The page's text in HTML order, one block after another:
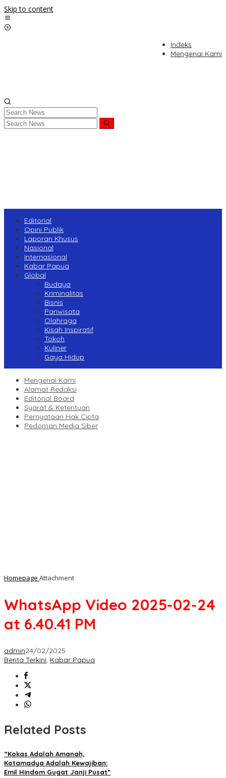
Skip to content
Indeks
Mengenai Kami
Editorial
Opini Publik
Laporan Khusus
Nasional
Internasional
Kabar Papua
Global
Budaya
Kriminalitas
Bisnis
Pariwisata
Olahraga
Kisah Inspiratif
Tokoh
Kuliner
Gaya Hidup
Mengenai Kami
Alamat Redaksi
Editorial Board
Syarat & Ketentuan
Pernyataan Hak Cipta
Pedoman Media Siber
Homepage Attachment
WhatsApp Video 2025-02-24
at 6.40.41 PM
admin24/02/2025
Berita Terkini, Kabar Papua
Related Posts
“Kokas Adalah Amanah,
Kotamadya Adalah Kewajiban:
Emil Hindom Gugat Janji Pusat”